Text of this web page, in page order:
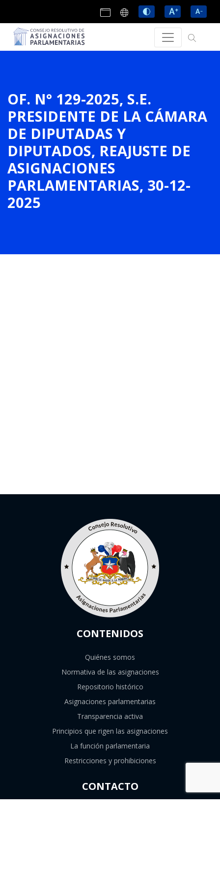
OF. N° 129-2025, S.E.
PRESIDENTE DE LA CÁMARA
DE DIPUTADAS Y
DIPUTADOS, REAJUSTE DE
ASIGNACIONES
PARLAMENTARIAS, 30-12-
2025
CONTENIDOS
Quiénes somos
Normativa de las asignaciones
Repositorio histórico
Asignaciones parlamentarias
Transparencia activa
Principios que rigen las asignaciones
La función parlamentaria
Restricciones y prohibiciones
CONTACTO